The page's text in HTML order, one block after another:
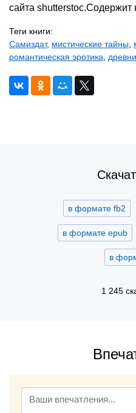
сайта shutterstoc.Содержит
Теги книги:
Самиздат, мистические тайны,
романтическая эротика,
в формате fb2
в формате epub
в
1 245